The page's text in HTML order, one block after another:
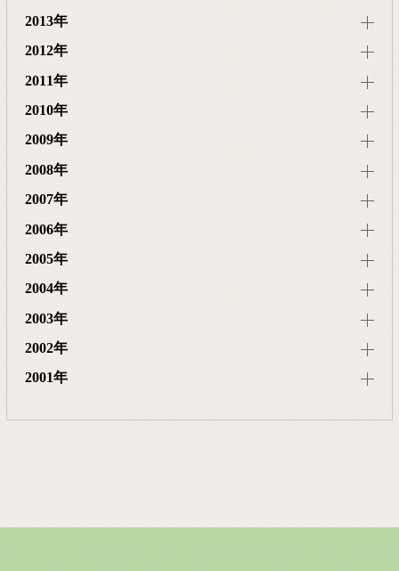
2013年
2012年
2011年
2010年
2009年
2008年
2007年
2006年
2005年
2004年
2003年
2002年
2001年